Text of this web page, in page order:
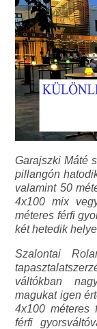
Garajszki Máté
pillangón
valamint 50
4x100 mix
méteres férfi
két hetedik
Szalontai
váltókban
magukat igen
4x100 méteres
férfi